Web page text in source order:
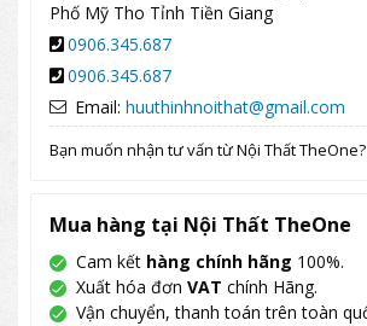
Phố Mỹ Tho Tỉnh Tiền Giang
0906.345.687
0906.345.687
Email: huuthinhnoithat@gmail.com
Bạn muốn nhận tư vấn từ Nội Thất TheOne?
Mua hàng tại Nội Thất TheOne
Cam kết hàng chính hãng 100%.
Xuất hóa đơn VAT chính Hãng.
Vận chuyển, thanh toán trên toàn